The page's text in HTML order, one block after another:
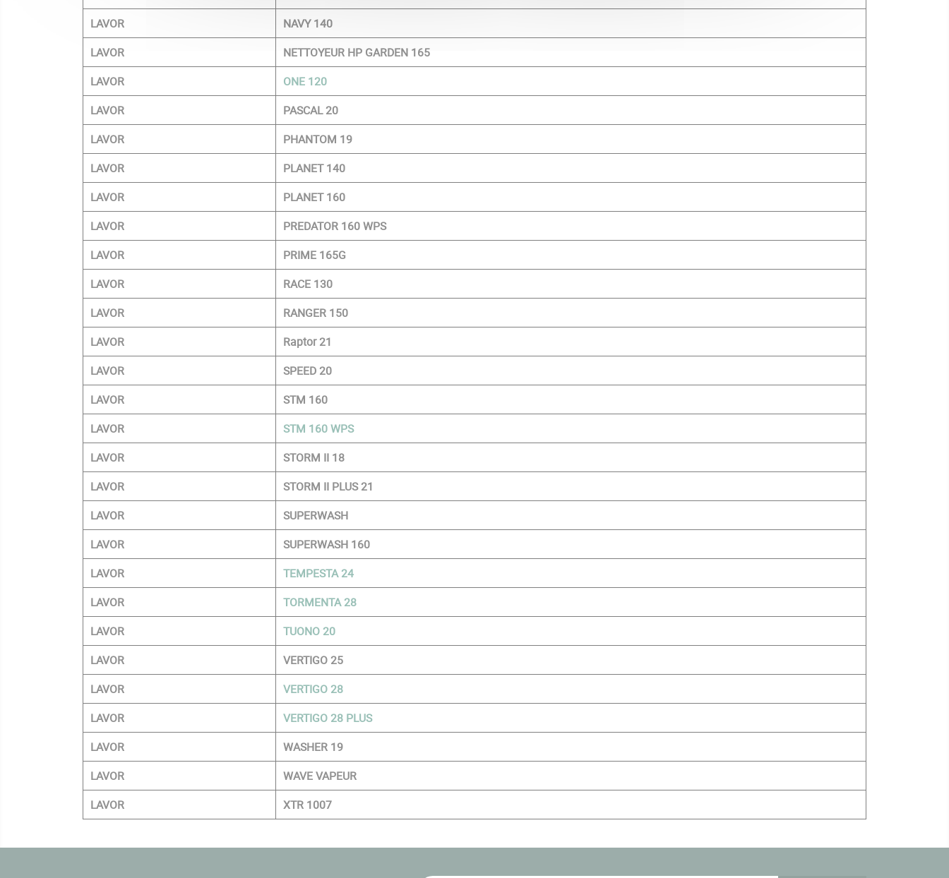
LAVOR
NAVY 140
LAVOR
NETTOYEUR HP GARDEN 165
LAVOR
ONE 120
LAVOR
PASCAL 20
LAVOR
PHANTOM 19
LAVOR
PLANET 140
LAVOR
PLANET 160
LAVOR
PREDATOR 160 WPS
LAVOR
PRIME 165G
LAVOR
RACE 130
LAVOR
RANGER 150
LAVOR
Raptor 21
LAVOR
SPEED 20
LAVOR
STM 160
LAVOR
STM 160 WPS
LAVOR
STORM II 18
LAVOR
STORM II PLUS 21
LAVOR
SUPERWASH
LAVOR
SUPERWASH 160
LAVOR
TEMPESTA 24
LAVOR
TORMENTA 28
LAVOR
TUONO 20
LAVOR
VERTIGO 25
LAVOR
VERTIGO 28
LAVOR
VERTIGO 28 PLUS
LAVOR
WASHER 19
LAVOR
WAVE VAPEUR
LAVOR
XTR 1007